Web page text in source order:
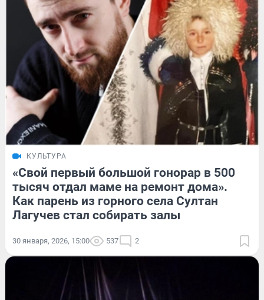
КУЛЬТУРА
«Свой первый большой гонорар в 500
тысяч отдал маме на ремонт дома».
Как парень из горного села Султан
Лагучев стал собирать залы
30 января, 2026, 15:00 537 2